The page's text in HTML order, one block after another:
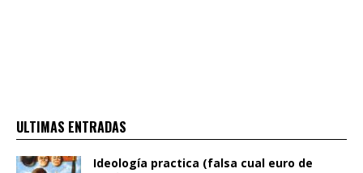
ULTIMAS ENTRADAS
Ideología practica (falsa cual euro de